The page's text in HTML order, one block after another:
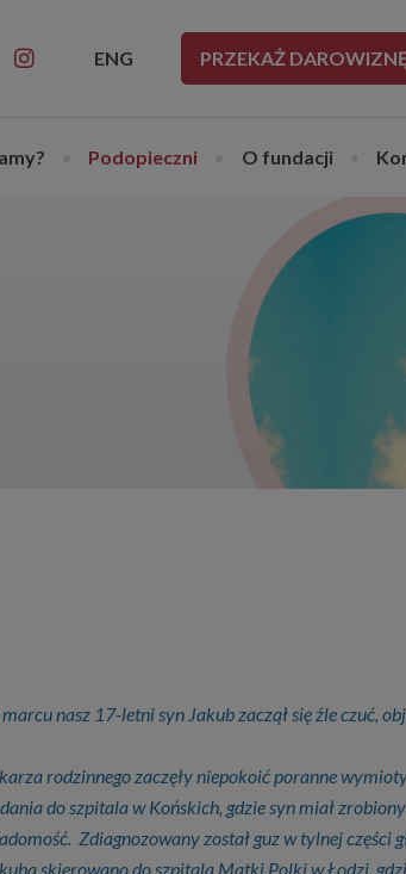
ENG PRZEKAŻ
Podopieczni O fundacji
nasz 17-letni syn Jakub zaczął się źle czuć,
rodzinnego zaczęły niepokoić poranne
do szpitala w Końskich, gdzie syn miał
Zdiagnozowany został guz w tylnej części
skierowano do szpitala Matki Polki w Łodzi,